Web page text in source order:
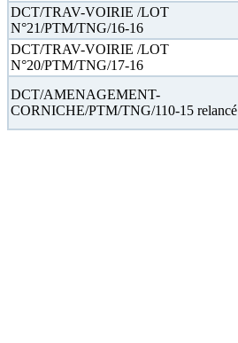
DCT/TRAV-VOIRIE /LOT
N°21/PTM/TNG/16-16
DCT/TRAV-VOIRIE /LOT
N°20/PTM/TNG/17-16
DCT/AMENAGEMENT-
CORNICHE/PTM/TNG/110-15 relancé